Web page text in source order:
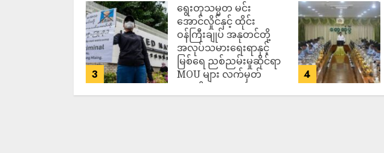
3
ရွေးတုသမ္မတ မင်း
အောင်လှိုင်နှင့် ထိုင်း
ဝန်ကြီးချုပ် အနုတင်တို့
အလုပ်သမားရေးရာနှင့်
မြစ်ရေ ညစ်ညမ်းမှုဆိုင်ရာ
MOU များ လက်မှတ်
ရေးထိုး
4